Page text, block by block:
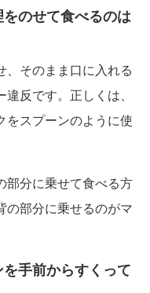
のせて食べるのは
、そのまま口に入れる
反です。正しくは、
をスプーンのように使
部分に乗せて食べる方
の部分に乗せるのがマ
手前からすくって